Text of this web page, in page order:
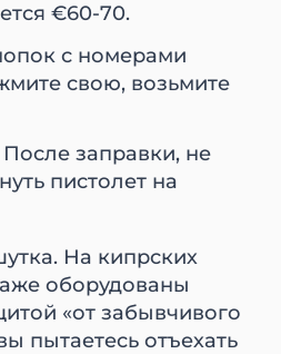
€60-70.
с номерами
свою, возьмите
После заправки, не
пистолет на
На кипрских
оборудованы
«от забывчивого
пытаетесь отъехать